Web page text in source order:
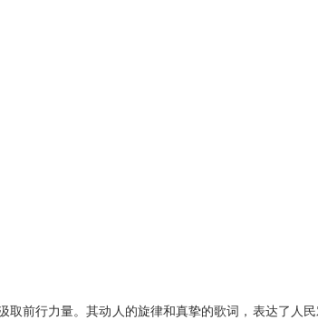
取前行力量。其动人的旋律和真挚的歌词，表达了人